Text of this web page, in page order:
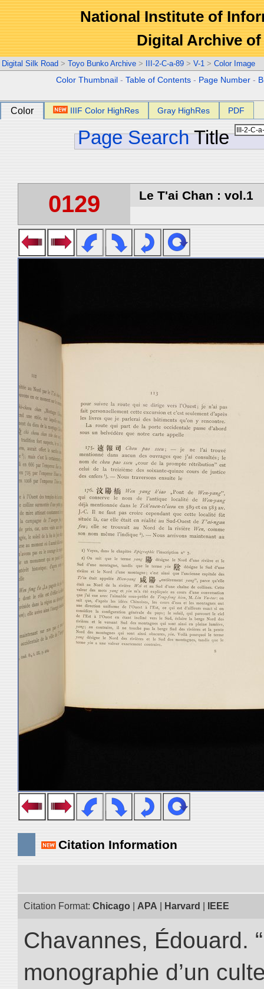
National Institute of
Digital Archive
Digital Silk Road > Toyo Bunko Archive > III-2-C-a-89 > V-1 > Color Image
Color Thumbnail -Table of Contents - Page Number -
Color IIIF Color HighRes Gray HighRes PDF
Page Search Title
0129 Le T'ai Chan : vol.1
Citation Information
Citation Format: Chicago APA Harvard IEEE
Chavannes, Édouard.
monographie d’un